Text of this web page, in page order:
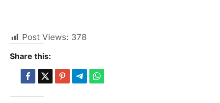
Post Views: 378
Share this: